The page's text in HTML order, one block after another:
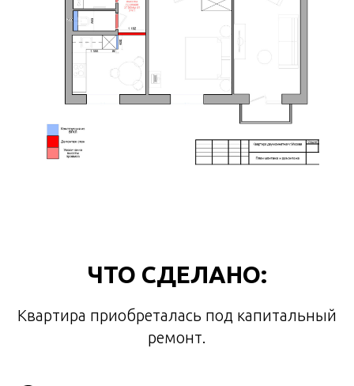
ЧТО СДЕЛАНО:
Квартира приобреталась под капитальный
ремонт.